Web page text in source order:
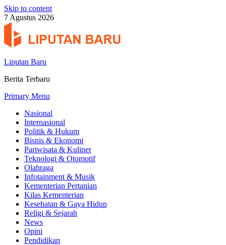
Skip to content
7 Agustus 2026
Liputan Baru
Berita Terbaru
Primary Menu
Nasional
Internasional
Politik & Hukum
Bisnis & Ekonomi
Pariwisata & Kuliner
Teknologi & Otomotif
Olahraga
Infotainment & Musik
Kementerian Pertanian
Kilas Kementerian
Kesehatan & Gaya Hidup
Religi & Sejarah
News
Opini
Pendidikan